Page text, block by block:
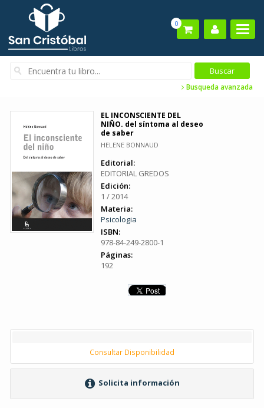
0
Busqueda avanzada
EL INCONSCIENTE DEL
NIÑO. del síntoma al deseo
de saber
HELENE BONNAUD
Editorial:
EDITORIAL GREDOS
Edición:
1 / 2014
Materia:
Psicologia
ISBN:
978-84-249-2800-1
Páginas:
192
Consultar Disponibilidad
Solicita información